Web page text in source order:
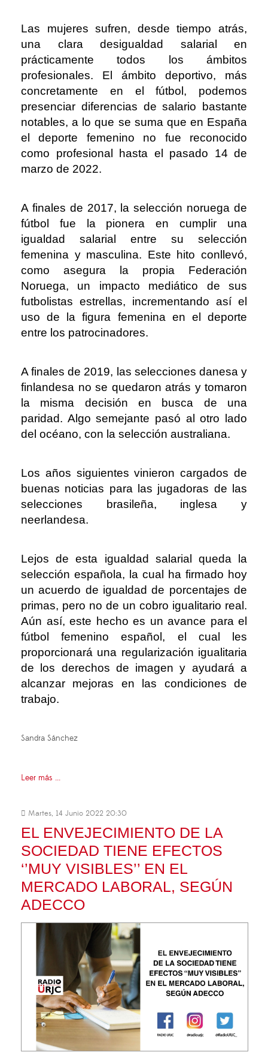
Las mujeres sufren, desde tiempo atrás,
una clara desigualdad salarial en
prácticamente todos los ámbitos
profesionales. El ámbito deportivo, más
concretamente en el fútbol, podemos
presenciar diferencias de salario bastante
notables, a lo que se suma que en España
el deporte femenino no fue reconocido
como profesional hasta el pasado 14 de
marzo de 2022.
A finales de 2017, la selección noruega de
fútbol fue la pionera en cumplir una
igualdad salarial entre su selección
femenina y masculina. Este hito conllevó,
como asegura la propia Federación
Noruega, un impacto mediático de sus
futbolistas estrellas, incrementando así el
uso de la figura femenina en el deporte
entre los patrocinadores.
A finales de 2019, las selecciones danesa y
finlandesa no se quedaron atrás y tomaron
la misma decisión en busca de una
paridad. Algo semejante pasó al otro lado
del océano, con la selección australiana.
Los años siguientes vinieron cargados de
buenas noticias para las jugadoras de las
selecciones brasileña, inglesa y
neerlandesa.
Lejos de esta igualdad salarial queda la
selección española, la cual ha firmado hoy
un acuerdo de igualdad de porcentajes de
primas, pero no de un cobro igualitario real.
Aún así, este hecho es un avance para el
fútbol femenino español, el cual les
proporcionará una regularización igualitaria
de los derechos de imagen y ayudará a
alcanzar mejoras en las condiciones de
trabajo.
Sandra Sánchez
Leer más ...
Martes, 14 Junio 2022 20:30
EL ENVEJECIMIENTO DE LA
SOCIEDAD TIENE EFECTOS
‘’MUY VISIBLES’’ EN EL
MERCADO LABORAL, SEGÚN
ADECCO